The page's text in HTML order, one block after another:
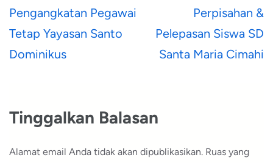
Navigasi
pos
Pengangkatan Pegawai
Tetap Yayasan Santo
Dominikus
Perpisahan &
Pelepasan Siswa SD
Santa Maria Cimahi
Tinggalkan Balasan
Alamat email Anda tidak akan dipublikasikan. Ruas yang